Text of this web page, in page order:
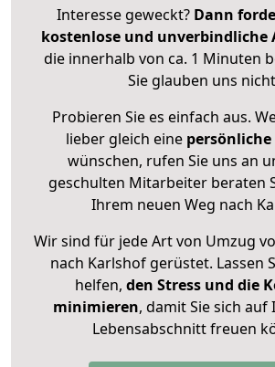
Interesse geweckt? Dann
kostenlose und unverbindliche
die innerhalb von ca. 1 Minuten
Sie glauben uns
Probieren Sie es einfach aus.
lieber gleich eine
wünschen, rufen Sie uns an
geschulten Mitarbeiter beraten
Ihrem neuen Weg nach
Wir sind für jede Art von Umzug
nach Karlshof gerüstet. Lassen
helfen, den Stress und die
minimieren, damit Sie sich auf
Lebensabschnitt freuen